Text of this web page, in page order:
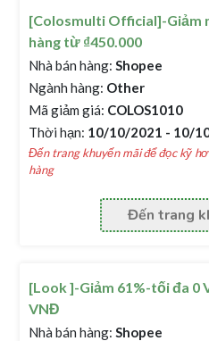
[Colosmulti Official]-Giảm
hàng từ ₫450.000
Nhà bán hàng: Shopee
Ngành hàng: Other
Mã giảm giá: COLOS1010
Thời hạn: 10/10/2021 - 10/
Đến trang khuyến mãi để đọc kỹ
hàng
Đến trang
[Look ]-Giảm 61%-tối đa 0
VNĐ
Nhà bán hàng: Shopee